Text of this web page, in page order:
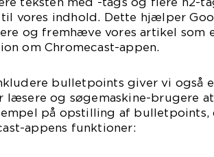
vores indhold. Dette hjælper
og fremhæve vores artikel som
om Chromecast-appen.
bulletpoints giver vi også
læsere og søgemaskine-brugere
på opstilling af
appens funktioner: